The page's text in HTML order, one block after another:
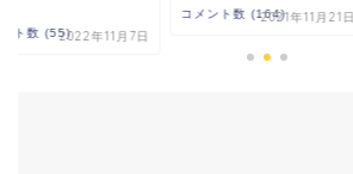
2023年10月13日
コメント数 (143)